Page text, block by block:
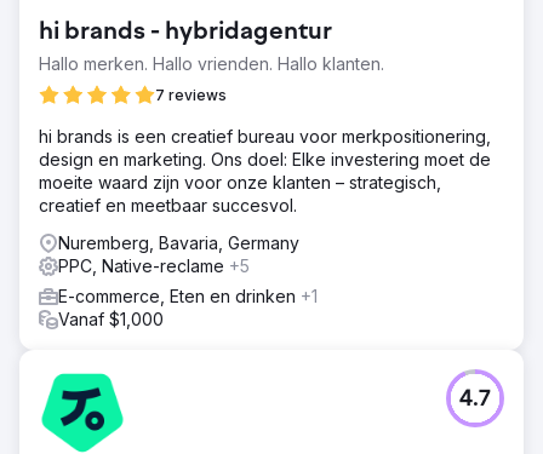
hi brands - hybridagentur
Hallo merken. Hallo vrienden. Hallo klanten.
7 reviews
hi brands is een creatief bureau voor merkpositionering,
design en marketing. Ons doel: Elke investering moet de
moeite waard zijn voor onze klanten – strategisch,
creatief en meetbaar succesvol.
Nuremberg, Bavaria, Germany
PPC, Native-reclame +5
E-commerce, Eten en drinken +1
Vanaf $1,000
4.7